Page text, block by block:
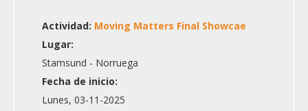
Actividad: Moving Matters Final Showcae
Lugar:
Stamsund - Norruega
Fecha de inicio:
Lunes, 03-11-2025